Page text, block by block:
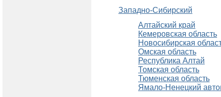
Западно-Сибирский
Алтайский край
Кемеровская область
Новосибирская
Омская область
Республика Алтай
Томская область
Тюменская область
Ямало-Ненецкий